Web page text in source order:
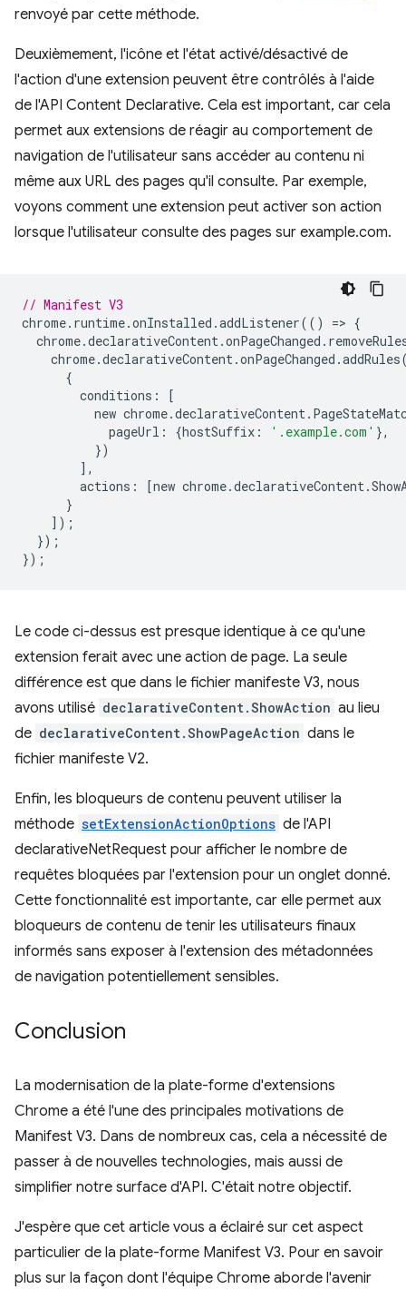
renvoyé par cette méthode.
Deuxièmement, l'icône et l'état activé/désactivé de
l'action d'une extension peuvent être contrôlés à l'aide
de l'API Content Declarative. Cela est important, car cela
permet aux extensions de réagir au comportement de
navigation de l'utilisateur sans accéder au contenu ni
même aux URL des pages qu'il consulte. Par exemple,
voyons comment une extension peut activer son action
lorsque l'utilisateur consulte des pages sur example.com.
// Manifest V3
chrome. runtime.onInstalled .addListener(() => {
chrome.declarativeContent.onPageChanged .
chrome.declarativeContent.onPageChanged .addRules
{
conditions :
[
new chrome.declarativeContent.
pageUrl : {hostSuffix : '.example.com' },
})
],
actions : [new chrome.declarativeContent.
}
]);
});
});
Le code ci-dessus est presque identique à ce qu'une
extension ferait avec une action de page. La seule
différence est que dans le fichier manifeste V3, nous
avons utilisé declarativeContent.ShowAction au lieu
de declarativeContent.ShowPageAction dans le
fichier manifeste V2.
Enfin, les bloqueurs de contenu peuvent utiliser la
méthode setExtensionActionOptions de l'API
declarativeNetRequest pour afficher le nombre de
requêtes bloquées par l'extension pour un onglet donné.
Cette fonctionnalité est importante, car elle permet aux
bloqueurs de contenu de tenir les utilisateurs finaux
informés sans exposer à l'extension des métadonnées
de navigation potentiellement sensibles.
Conclusion
La modernisation de la plate-forme d'extensions
Chrome a été l'une des principales motivations de
Manifest V3. Dans de nombreux cas, cela a nécessité de
passer à de nouvelles technologies, mais aussi de
simplifier notre surface d'API. C'était notre objectif.
J'espère que cet article vous a éclairé sur cet aspect
particulier de la plate-forme Manifest V3. Pour en savoir
plus sur la façon dont l'équipe Chrome aborde l'avenir